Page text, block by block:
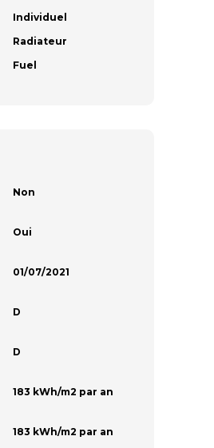
Individuel
Radiateur
Fuel
Non
Oui
01/07/2021
D
D
183 kWh/m2 par an
183 kWh/m2 par an